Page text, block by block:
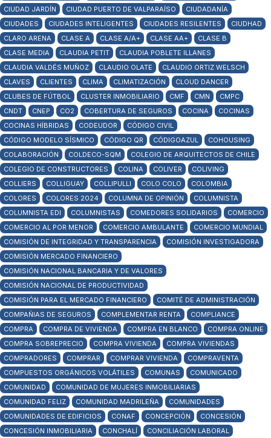
CIUDAD JARDÍN
CIUDAD PUERTO DE VALPARAÍSO
CIUDADANÍA
CIUDADES
CIUDADES INTELIGENTES CIUDADES RESILENTES
CIUDHAD
CLARO ARENA
CLASE A CLASE A/A+ CLASE AA+
CLASE B
CLASE MEDIA
CLAUDIA PETIT
CLAUDIA POBLETE ILLANES
CLAUDIA VALDÉS MUÑOZ
CLAUDIO OLATE
CLAUDIO ORTIZ WELSCH
CLAVES
CLIENTES CLIMA CLIMATIZACIÓN
CLOUD DANCER
CLUBES DE FÚTBOL
CLUSTER INMOBILIARIO CMF CMN
CMPC
CNDT
CNEP CO2 COBERTURA DE SEGUROS COCINA
COCINAS
COCINAS HÍBRIDAS
CODEUDOR
CÓDIGO CIVIL
CÓDIGO MODELO SÍSMICO
CÓDIGO QR CÓDIGOAZUL
COHOUSING
COLABORACIÓN
COLDECO-SQM
COLEGIO DE ARQUITECTOS DE CHILE
COLEGIO DE CONSTRUCTORES
COLINA COLIVER
COLIVING
COLLIERS
COLLIGUAY COLLIPULLI COLO COLO
COLOMBIA
COLORES
COLORES 2024 COLUMNA DE OPINIÓN
COLUMNISTA
COLUMNISTA EDI
COLUMNISTAS COMEDORES SOLIDARIOS
COMERCIO
COMERCIO AL POR MENOR
COMERCIO AMBULANTE
COMERCIO MUNDIAL
COMISIÓN DE INTEGRIDAD Y TRANSPARENCIA
COMISIÓN INVESTIGADORA
COMISIÓN MERCADO FINANCIERO
COMISIÓN NACIONAL BANCARIA Y DE VALORES
COMISIÓN NACIONAL DE PRODUCTIVIDAD
COMISIÓN PARA EL MERCADO FINANCIERO
COMITÉ DE ADMINISTRACIÓN
COMPAÑIAS DE SEGUROS
COMPLEMENTAR RENTA
COMPLIANCE
COMPRA
COMPRA DE VIVIENDA COMPRA EN BLANCO
COMPRA ONLINE
COMPRA SOBREPRECIO
COMPRA VIVIENDA
COMPRA VIVIENDAS
COMPRADORES
COMPRAR COMPRAR VIVIENDA
COMPRAVENTA
COMPUESTOS ORGÁNICOS VOLÁTILES
COMUNAS
COMUNICADO
COMUNIDAD
COMUNIDAD DE MUJERES INMOBILIARIAS
COMUNIDAD FELIZ
COMUNIDAD MADRILEÑA
COMUNIDADES
COMUNIDADES DE EDIFICIOS
CONAF CONCEPCIÓN
CONCESIÓN
CONCESIÓN INMOBILIARIA
CONCHALÍ
CONCILIACIÓN LABORAL